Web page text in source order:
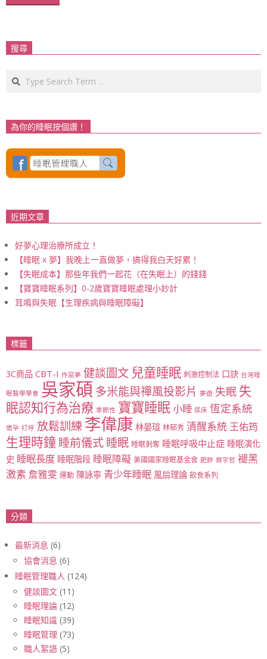
搜尋
Search
為你的睡眠按個讚！
近期文章
好夢心理治療所成立！
【睡眠 x 夢】我晚上一直做夢，搞得我白天好累！
【失眠成本】那些年我們一起花（在失眠上）的錢錢
【寶寶睡眠系列】0-2歲寶寶睡眠處理小妙計
耳鳴與失眠【生理疾病與睡眠障礙】
標籤
3C商品 CBT-I 作惡夢 健談圖文 兒童睡眠 刺激控制法 口訣 台灣睡
眠醫學學會 吳家碩 多米能與禪風投影片 夢遊 失眠 失
眠認知行為治療 季節性 寶寶睡眠小睡 尿床 恆定系統
懷孕 打呼 放鬆訓練 李偉康 林晏瑄 林郁秀 清醒系統 王佑筠
生理時鐘睡前儀式睡眠 睡眠剝奪 睡眠呼吸中止症 睡眠演化
史 睡眠長度 睡眠階段 睡眠障礙 美國國家睡眠基金會 肥胖 蔡宇哲 褪黑
激素詹雅雯 運動 陳詠寧 青少年睡眠 風扇理論 飲食系列
分類
最新消息 (6)
協會消息 (6)
睡眠管理職人 (124)
健談圖文 (11)
睡眠理論 (12)
睡眠知識 (39)
睡眠管理 (73)
職人絮語 (5)